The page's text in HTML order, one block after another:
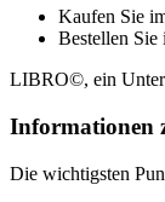
Kaufen Sie
Bestellen
LIBRO©, ein
Informationen
Die wichtigsten